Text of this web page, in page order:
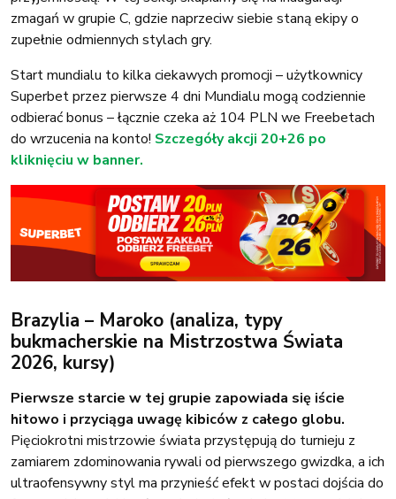
zmagań w grupie C, gdzie naprzeciw siebie staną ekipy o
zupełnie odmiennych stylach gry.
Start mundialu to kilka ciekawych promocji – użytkownicy
Superbet przez pierwsze 4 dni Mundialu mogą codziennie
odbierać bonus – łącznie czeka aż 104 PLN we Freebetach
do wrzucenia na konto! Szczegóły akcji 20+26 po
kliknięciu w banner.
Brazylia – Maroko (analiza, typy
bukmacherskie na Mistrzostwa Świata
2026, kursy)
Pierwsze starcie w tej grupie zapowiada się iście
hitowo i przyciąga uwagę kibiców z całego globu.
Pięciokrotni mistrzowie świata przystępują do turnieju z
zamiarem zdominowania rywali od pierwszego gwizdka, a ich
ultraofensywny styl ma przynieść efekt w postaci dojścia do